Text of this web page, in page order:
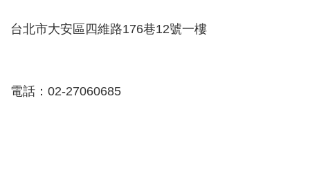
台北市大安區四維路176巷12號一樓
電話：02-27060685